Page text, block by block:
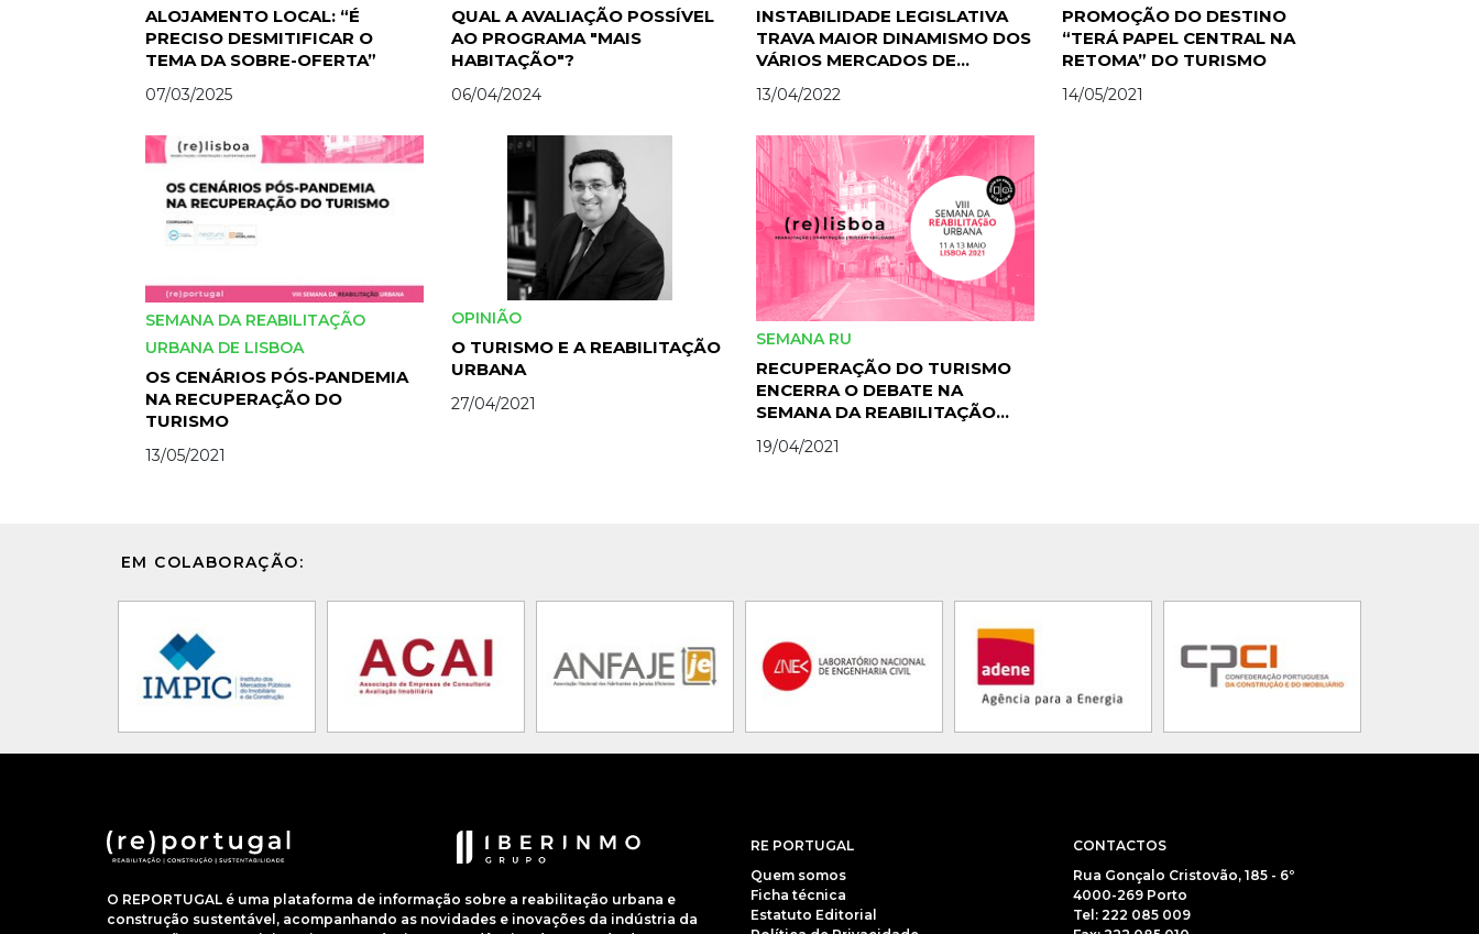
ALOJAMENTO LOCAL: “É
PRECISO DESMITIFICAR O
TEMA DA SOBRE-OFERTA”
07/03/2025
QUAL A AVALIAÇÃO POSSÍVEL
AO PROGRAMA "MAIS
HABITAÇÃO"?
06/04/2024
INSTABILIDADE LEGISLATIVA
TRAVA MAIOR DINAMISMO DOS
VÁRIOS MERCADOS DE
ARRENDAMENTO
13/04/2022
PROMOÇÃO DO DESTINO
“TERÁ PAPEL CENTRAL NA
RETOMA” DO TURISMO
14/05/2021
SEMANA DA REABILITAÇÃO
URBANA DE LISBOA
OS CENÁRIOS PÓS-PANDEMIA
NA RECUPERAÇÃO DO
TURISMO
13/05/2021
OPINIÃO
O TURISMO E A REABILITAÇÃO
URBANA
27/04/2021
SEMANA RU
RECUPERAÇÃO DO TURISMO
ENCERRA O DEBATE NA
SEMANA DA REABILITAÇÃO
19/04/2021
EM COLABORAÇÃO:
O REPORTUGAL é uma plataforma de informação sobre a reabilitação urbana e
construção sustentável, acompanhando as novidades e inovações da indústria da
RE PORTUGAL
Quem somos
Ficha técnica
Estatuto Editorial
CONTACTOS
Rua Gonçalo Cristovão, 185 - 6º
4000-269 Porto
Tel: 222 085 009